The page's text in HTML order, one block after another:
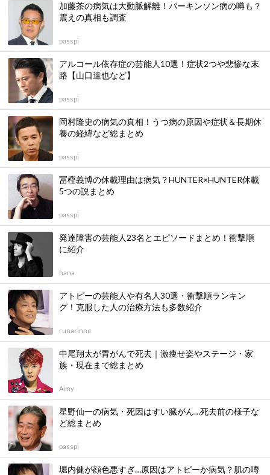
加藤茶の病気は大動脈解離！パーキンソン病の噂も？
震えの真相も調査
passpi
アルコール依存症の芸能人10選！症状2つや悲惨な末
路【山口達也など】
passpi
岡村隆史の病気の真相！うつ病の原因や症状＆長期休
養の経緯など総まとめ
passpi
冨樫義博の休載理由は病気？HUNTER×HUNTER休載
5つの説まとめ
passpi
発達障害の芸能人23名とエピソードまとめ！衝撃順
に紹介
hana
アトピーの芸能人や有名人30選・衝撃順ランキン
グ！克服した人の治療方法も多数紹介
runarinne
中尾翔太が胃がんで死去｜激痩せ姿やステージ・家
族・現在まで総まとめ
Aimy
星野仙一の病気・死因はすい臓がん…死去前の様子な
ど総まとめ
passpi
堀内健が顔色悪すぎ…原因はアトピーか病気？肌の噂